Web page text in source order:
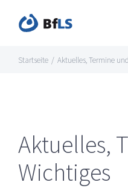
Inhalt
springen
Startseite / Aktuelles, Termine
Aktuelles,
Wichtiges